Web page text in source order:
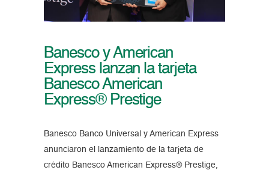
Banesco y American
Express lanzan la tarjeta
Banesco American
Express® Prestige
Banesco Banco Universal y American Express
anunciaron el lanzamiento de la tarjeta de
crédito Banesco American Express® Prestige,